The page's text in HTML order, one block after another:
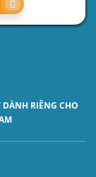
DÀNH RIÊNG CHO